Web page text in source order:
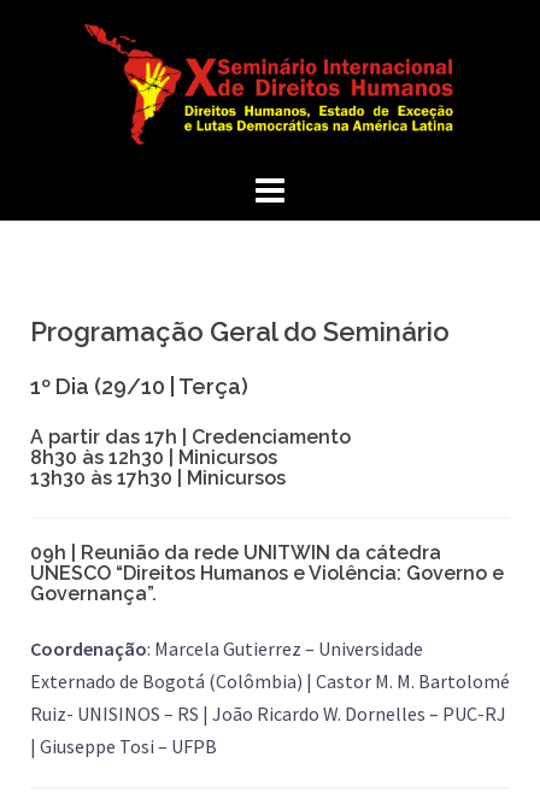
Programação Geral do Seminário
1º Dia (29/10 | Terça)
A partir das 17h | Credenciamento
8h30 às 12h30 | Minicursos
13h30 às 17h30 | Minicursos
09h | Reunião da rede UNITWIN da cátedra
UNESCO “Direitos Humanos e Violência: Governo e
Governança”.
Coordenação: Marcela Gutierrez – Universidade
Externado de Bogotá (Colômbia) | Castor M. M. Bartolomé
Ruiz- UNISINOS – RS | João Ricardo W. Dornelles – PUC-RJ
| Giuseppe Tosi – UFPB